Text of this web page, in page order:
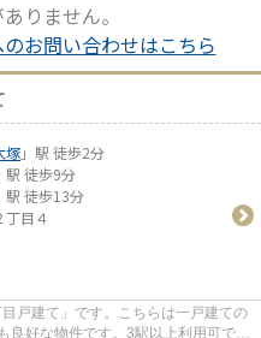
りません。
お問い合わせはこちら
塚」駅 徒歩2分
駅 徒歩9分
駅 徒歩13分
丁目４
戸建て」です。こちらは一戸建ての
良好な物件です。3駅以上利用可で多